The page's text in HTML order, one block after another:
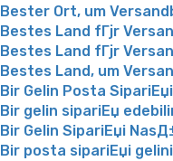
Bester Ort, um
Bestes Land fГјr
Bestes Land fГјr
Bestes Land, um
Bir Gelin Posta SipariЕџi
Bir gelin sipariЕџ
Bir Gelin SipariЕџi
Bir posta sipariЕџi